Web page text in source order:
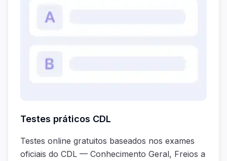
Testes práticos CDL
Testes online gratuitos baseados nos exames
oficiais do CDL — Conhecimento Geral, Freios a